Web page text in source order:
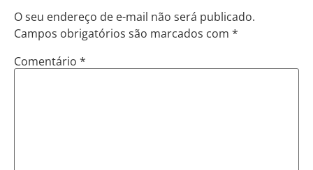
O seu endereço de e-mail não será publicado.
Campos obrigatórios são marcados com *
Comentário *